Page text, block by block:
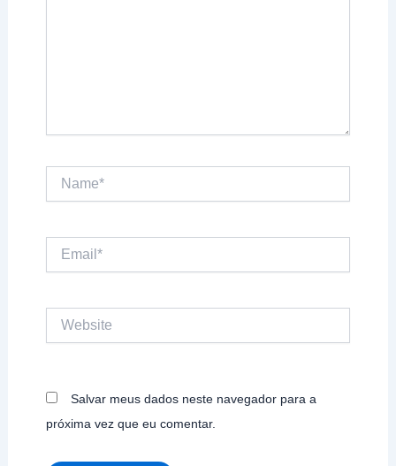
Name*
Email*
Salvar meus dados neste navegador para a
próxima vez que eu comentar.